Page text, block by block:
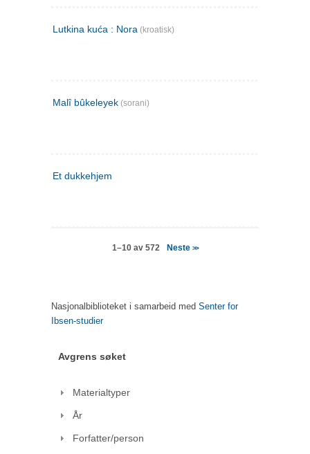
Lutkina kuća : Nora (kroatisk)
Malî bûkeleyek (sorani)
Et dukkehjem
1–10 av 572 Neste >>
Nasjonalbiblioteket i samarbeid med Senter for
Ibsen-studier
Avgrens søket
Materialtyper
År
Forfatter/person